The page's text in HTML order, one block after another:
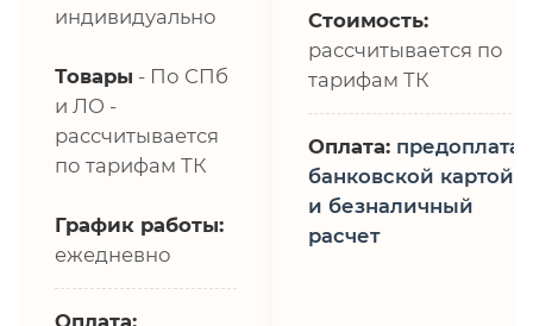
индивидуально
Товары - По СПб
и ЛО -
рассчитывается
по тарифам ТК
График работы:
ежедневно
Оплата:
Стоимость:
рассчитывается по
тарифам ТК
Оплата: предоплата,
банковской картой
и безналичный
расчет